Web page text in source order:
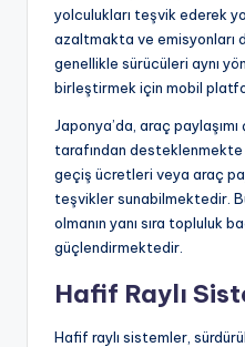
yolculukları teşvik ederek
azaltmakta ve emisyonları
genellikle sürücüleri aynı
birleştirmek için mobil
Japonya’da, araç
tarafından
geçiş ücretleri veya araç
teşvikler sunabilmektedir.
olmanın yanı sıra topluluk
güçlendirmektedir.
Hafif Raylı
Hafif raylı sistemler,